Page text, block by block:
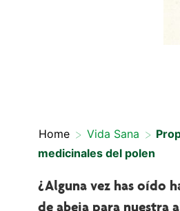
Home > Vida Sana >
medicinales del polen
¿Alguna vez has oído
de abeja para nuestra